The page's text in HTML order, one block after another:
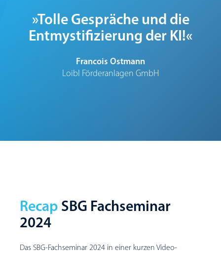
»Tolle Gespräche und die
Entmystifizierung der KI!«
Francois Ostmann
Loibl Förderanlagen GmbH
Recap SBG Fachseminar
2024
Das SBG-Fachseminar 2024 in einer kurzen Video-